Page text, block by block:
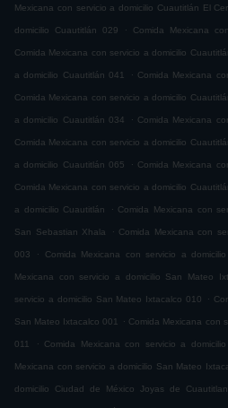
Mexicana con servicio a domicilio Cuautitlán El
domicilio Cuautitlán 029 . Comida Mexicana
Comida Mexicana con servicio a domicilio
a domicilio Cuautitlán 041 . Comida Mexicana
Comida Mexicana con servicio a domicilio
a domicilio Cuautitlán 034 . Comida Mexicana
Comida Mexicana con servicio a domicilio
a domicilio Cuautitlán 065 . Comida Mexicana
Comida Mexicana con servicio a domicilio
a domicilio Cuautitlán . Comida Mexicana con
San Sebastian Xhala . Comida Mexicana con
003 . Comida Mexicana con servicio a
Mexicana con servicio a domicilio San Mateo
servicio a domicilio San Mateo Ixtacalco 010 .
San Mateo Ixtacalco 001 . Comida Mexicana con
011 . Comida Mexicana con servicio a
Mexicana con servicio a domicilio San Mateo
domicilio Ciudad de México Joyas de Cuautitlan